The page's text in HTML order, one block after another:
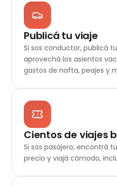
Publicá tu viaje
Si sos conductor, publicá
aprovechá los asientos
gastos de nafta, peajes y
Cientos de viajes
Si sos pasajero, encontrá
precio y viajá cómodo,